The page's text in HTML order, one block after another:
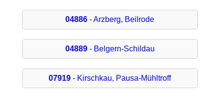
04886 - Arzberg, Beilrode
04889- Belgern-Schildau
07919 - Kirschkau, Pausa-Mühltroff